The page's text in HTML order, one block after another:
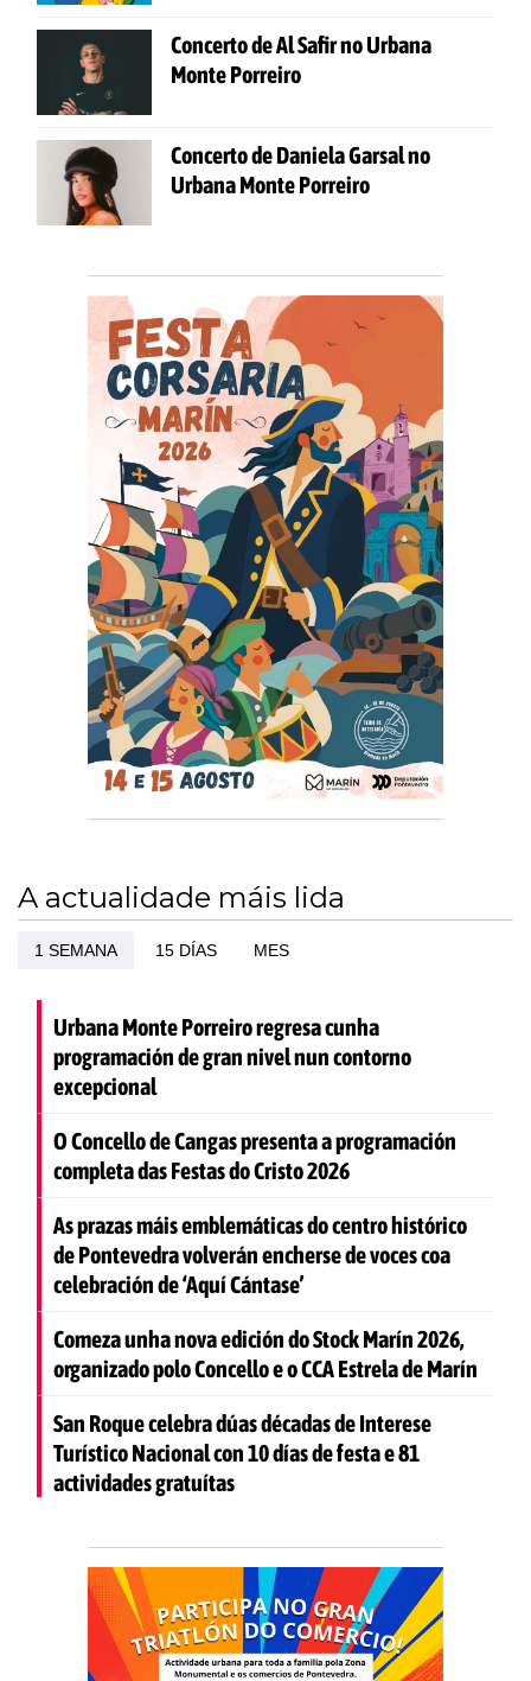
Concerto de Al Safir no Urbana
Monte Porreiro
Concerto de Daniela Garsal no
Urbana Monte Porreiro
A actualidade máis lida
1 SEMANA 15 DÍAS MES
Urbana Monte Porreiro regresa cunha
programación de gran nivel nun contorno
excepcional
O Concello de Cangas presenta a programación
completa das Festas do Cristo 2026
As prazas máis emblemáticas do centro histórico
de Pontevedra volverán encherse de voces coa
celebración de ‘Aquí Cántase’
Comeza unha nova edición do Stock Marín 2026,
organizado polo Concello e o CCA Estrela de Marín
San Roque celebra dúas décadas de Interese
Turístico Nacional con 10 días de festa e 81
actividades gratuítas